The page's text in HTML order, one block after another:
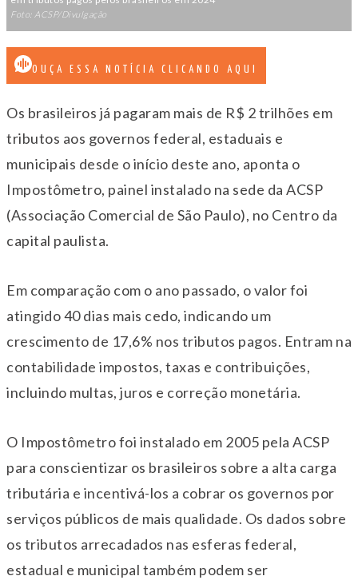
Foto: ACSP/Divulgação
OUÇA ESSA NOTÍCIA CLICANDO AQUI
Os brasileiros já pagaram mais de R$ 2 trilhões em
tributos aos governos federal, estaduais e
municipais desde o início deste ano, aponta o
Impostômetro, painel instalado na sede da ACSP
(Associação Comercial de São Paulo), no Centro da
capital paulista.
Em comparação com o ano passado, o valor foi
atingido 40 dias mais cedo, indicando um
crescimento de 17,6% nos tributos pagos. Entram na
contabilidade impostos, taxas e contribuições,
incluindo multas, juros e correção monetária.
O Impostômetro foi instalado em 2005 pela ACSP
para conscientizar os brasileiros sobre a alta carga
tributária e incentivá-los a cobrar os governos por
serviços públicos de mais qualidade. Os dados sobre
os tributos arrecadados nas esferas federal,
estadual e municipal também podem ser